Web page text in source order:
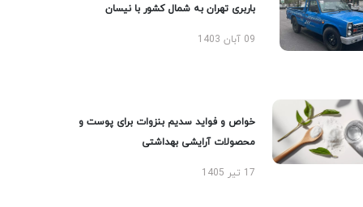
باربری تهران به شمال کشور با نیسان
09 آبان 1403
خواص و فواید سدیم بنزوات برای پوست و
محصولات آرایشی بهداشتی
17 تیر 1405